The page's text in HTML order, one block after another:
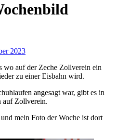
2023
wo auf der Zeche Zollverein ein
zu einer Eisbahn wird.
angesagt war, gibt es in
auf Zollverein.
mein Foto der Woche ist dort